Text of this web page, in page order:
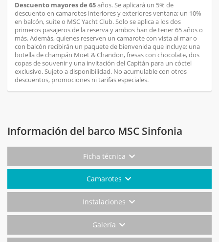
Descuento mayores de 65años. Se aplicará un 5% de
descuento en camarotes interiores y exteriores ventana; un 10%
en balcón, suite o MSC Yacht Club. Solo se aplica a los dos
primeros pasajeros de la reserva y ambos han de tener 65 años o
más. Además, quienes reserven un camarote con vista al mar o
con balcón recibirán un paquete de bienvenida que incluye: una
botella de champán Moët & Chandon, fresas con chocolate, dos
copas de souvenir y una invitación del Capitán para un cóctel
exclusivo. Sujeto a disponibilidad. No acumulable con otros
descuentos, promociones ni tarifas especiales.
Información del barco MSC Sinfonia
Ficha técnica
Camarotes
Instalaciones
Galería